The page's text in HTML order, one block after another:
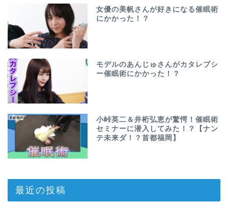
女優の美帆さんが好きになる催眠術
にかかった！？
モデルのあんじゅさんがカタレプシ
ー催眠術にかかった！？
小峠英二＆井桁弘恵が驚愕！催眠術
セミナーに潜入してみた！？【ナン
テ未来ダ！？首都福岡】
最近の投稿